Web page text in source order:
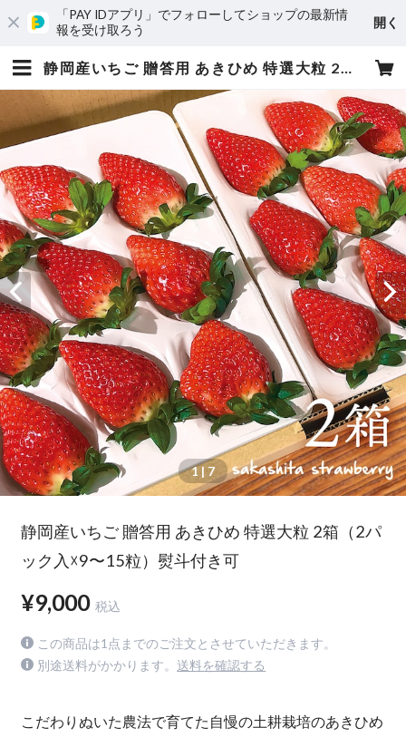
「PAY IDアプリ」でフォローしてショップの最新情
報を受け取ろう
開く
静岡産いちご 贈答用 あきひめ 特選大粒 2箱（2パック入☓9〜15粒）熨斗付き可 | 坂下strawberry ㅣ 静岡市いちご農家ㅣ いちご・イチゴ・苺
1 | 7
静岡産いちご 贈答用 あきひめ 特選大粒 2箱（2パ
ック入☓9〜15粒）熨斗付き可
¥9,000 税込
この商品は1点までのご注文とさせていただきます。
別途送料がかかります。 送料を確認する
こだわりぬいた農法で育てた自慢の土耕栽培のあきひめ